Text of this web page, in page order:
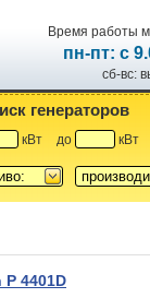
Время работы
пн-пт: с
сб-вс:
генераторов
кВт до кВт
4401D